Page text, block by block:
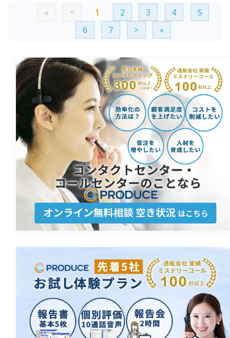
« < 1 2 3 4
5
6
7 > »